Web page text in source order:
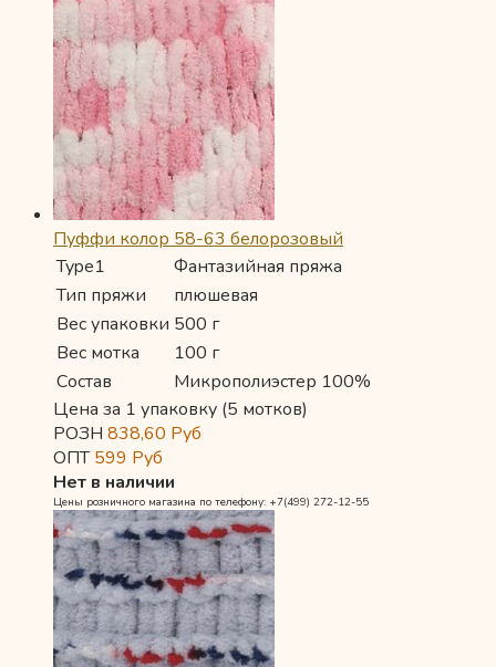
Пуффи колор 58-63 белорозовый
Type1
Фантазийная пряжа
Тип пряжи
плюшевая
Вес упаковки 500 г
Вес мотка
100 г
Состав
Микрополиэстер 100%
Цена за 1 упаковку (5 мотков)
РОЗН 838,60 Руб
ОПТ599 Руб
Нет в наличии
Цены розничного магазина по телефону: +7(499) 272-12-55